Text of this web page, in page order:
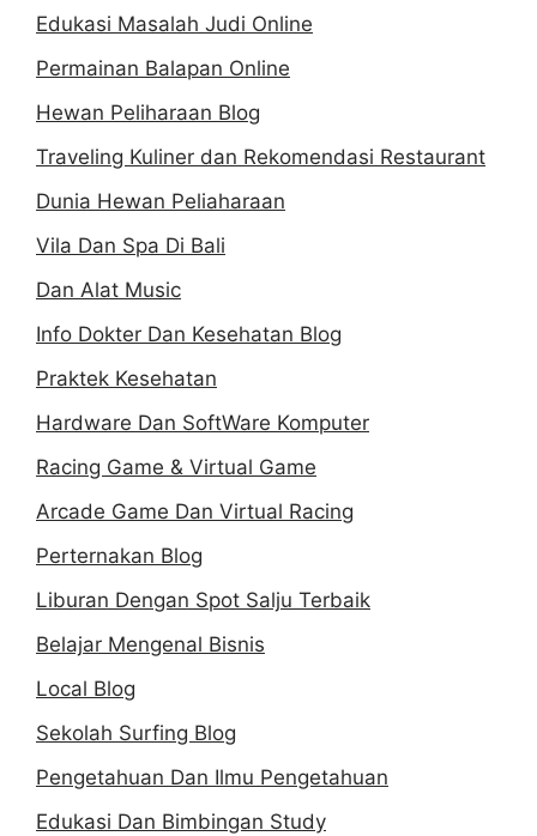
Edukasi Masalah Judi Online
Permainan Balapan Online
Hewan Peliharaan Blog
Traveling Kuliner dan Rekomendasi Restaurant
Dunia Hewan Peliaharaan
Vila Dan Spa Di Bali
Dan Alat Music
Info Dokter Dan Kesehatan Blog
Praktek Kesehatan
Hardware Dan SoftWare Komputer
Racing Game & Virtual Game
Arcade Game Dan Virtual Racing
Perternakan Blog
Liburan Dengan Spot Salju Terbaik
Belajar Mengenal Bisnis
Local Blog
Sekolah Surfing Blog
Pengetahuan Dan Ilmu Pengetahuan
Edukasi Dan Bimbingan Study